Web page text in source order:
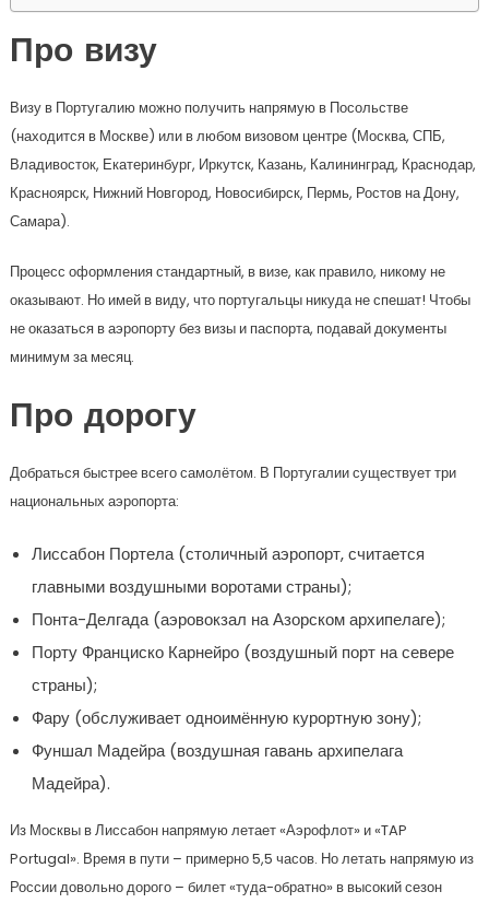
Про визу
Визу в Португалию можно получить напрямую в Посольстве
(находится в Москве) или в любом визовом центре (Москва, СПБ,
Владивосток, Екатеринбург, Иркутск, Казань, Калининград, Краснодар,
Красноярск, Нижний Новгород, Новосибирск, Пермь, Ростов на Дону,
Самара).
Процесс оформления стандартный, в визе, как правило, никому не
оказывают. Но имей в виду, что португальцы никуда не спешат! Чтобы
не оказаться в аэропорту без визы и паспорта, подавай документы
минимум за месяц.
Про дорогу
Добраться быстрее всего самолётом. В Португалии существует три
национальных аэропорта:
Лиссабон Портела (столичный аэропорт, считается
главными воздушными воротами страны);
Понта-Делгада (аэровокзал на Азорском архипелаге);
Порту Франциско Карнейро (воздушный порт на севере
страны);
Фару (обслуживает одноимённую курортную зону);
Фуншал Мадейра (воздушная гавань архипелага
Мадейра).
Из Москвы в Лиссабон напрямую летает «Аэрофлот» и «TAP
Portugal». Время в пути – примерно 5,5 часов. Но летать напрямую из
России довольно дорого – билет «туда-обратно» в высокий сезон